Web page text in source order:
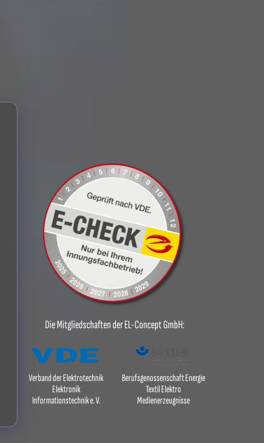
Die Mitgliedschaften der EL-Concept GmbH:
Verband der Elektrotechnik
Elektronik
Informationstechnik e. V.
Berufsgenossenschaft Energie
Textil Elektro
Medienerzeugnisse